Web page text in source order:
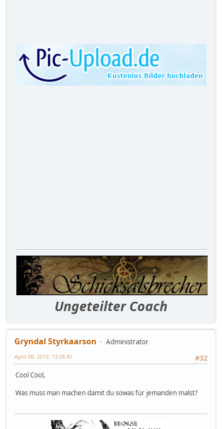
Ungeteilter Coach
Gryndal Styrkaarson
Administrator
#32
April 08, 2013, 13:58:41
Cool Cool,
Was muss man machen damit du sowas für jemanden malst?